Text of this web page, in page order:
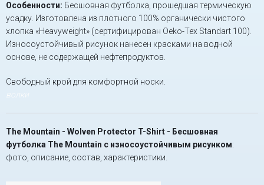
Особенности: Бесшовная футболка, прошедшая термическую
усадку. Изготовлена из плотного 100% органически чистого
хлопка «Heavyweight» (сертифицирован Oeko-Tex Standart 100).
Износоустойчивый рисунок нанесен красками на водной
основе, не содержащей нефтепродуктов.
Свободный крой для комфортной носки.
волки
The Mountain - Wolven Protector T-Shirt - Бесшовная
футболка The Mountain с износоустойчивым рисунком:
фото, описание, состав, характеристики.